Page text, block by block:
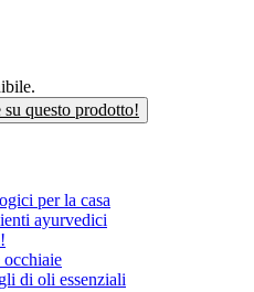
questo prodotto!
per la casa
ayurvedici
occhiaie
di oli essenziali